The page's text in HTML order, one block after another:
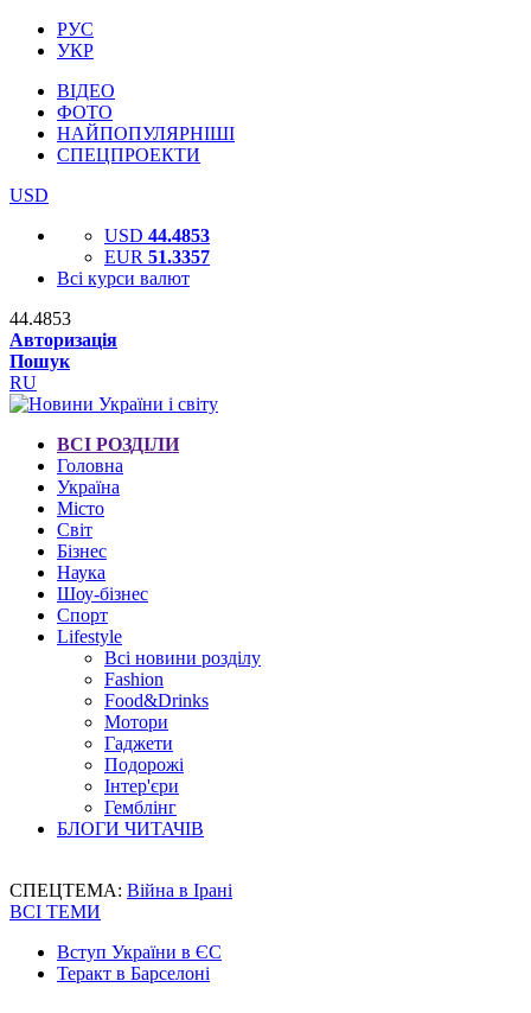
РУС
УКР
ВІДЕО
ФОТО
НАЙПОПУЛЯРНІШІ
СПЕЦПРОЕКТИ
USD
USD 44.4853
EUR 51.3357
Всі курси валют
44.4853
Авторизація
Пошук
RU
ВСІ РОЗДІЛИ
Головна
Україна
Місто
Світ
Бізнес
Наука
Шоу-бізнес
Спорт
Lifestyle
Всі новини розділу
Fashion
Food&Drinks
Мотори
Гаджети
Подорожі
Інтер'єри
Гемблінг
БЛОГИ ЧИТАЧІВ
СПЕЦТЕМА: Війна в Ірані
ВСІ ТЕМИ
Вступ України в ЄС
Теракт в Барселоні